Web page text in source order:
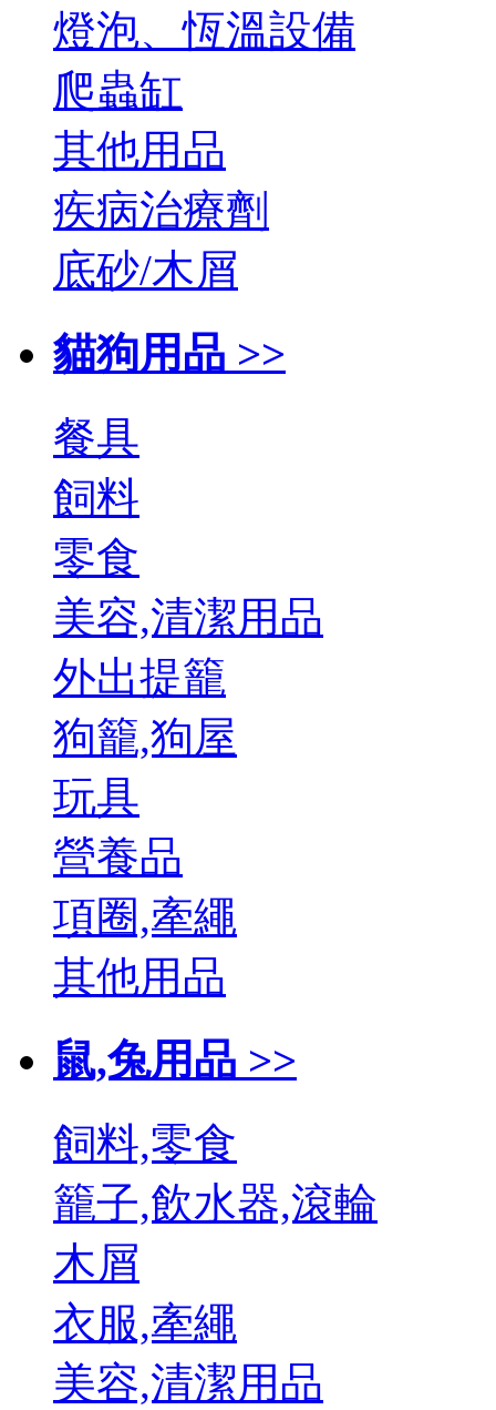
燈泡、恆溫設備
爬蟲缸
其他用品
疾病治療劑
底砂/木屑
貓狗用品 >>
餐具
飼料
零食
美容,清潔用品
外出提籠
狗籠,狗屋
玩具
營養品
項圈,牽繩
其他用品
鼠,兔用品 >>
飼料,零食
籠子,飲水器,滾輪
木屑
衣服,牽繩
美容,清潔用品